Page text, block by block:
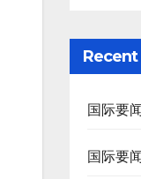
国际要
国际要